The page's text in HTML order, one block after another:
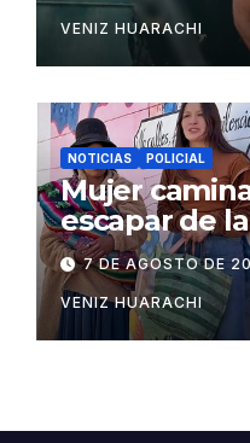
VENIZ HUARACHI
NOTICIAS POLICIAL
Mujer
escapar de
Potosí
7 DE AGOSTO DE
VENIZ HUARACHI